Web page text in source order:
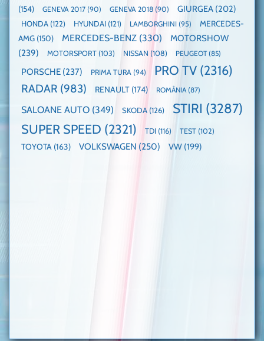
(154)
GENEVA 2017 (90) GENEVA 2018 (90) GIURGEA (202)
HONDA (122) HYUNDAI (121) LAMBORGHINI (95)
MERCEDES-
AMG (150) MERCEDES-BENZ (330)
MOTORSHOW
(239)
MOTORSPORT (103) NISSAN (108) PEUGEOT(85)
PORSCHE (237) PRIMA TURA (94) PRO TV (2316)
RADAR (983) RENAULT (174) ROMÂNIA(87)
SALOANE AUTO (349) SKODA (126) STIRI (3287)
SUPER SPEED (2321) TDI (116) TEST (102)
TOYOTA (163) VOLKSWAGEN (250) VW (199)